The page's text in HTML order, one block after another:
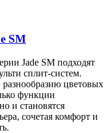
SM
Jade SM подходят
сплит-систем.
разнообразию цветовых
функции
и становятся
сочетая комфорт и